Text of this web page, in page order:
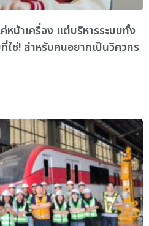
หน้าเครื่อง แต่บริหารระบบทั้ง
ช่! สำหรับคนอยากเป็นวิศวกร